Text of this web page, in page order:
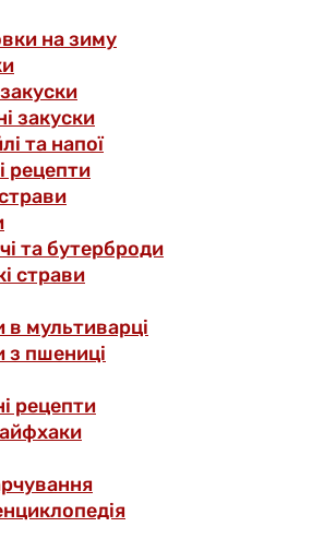
на зиму
закуски
та напої
рецепти
та бутерброди
страви
в мультиварці
з пшениці
рецепти